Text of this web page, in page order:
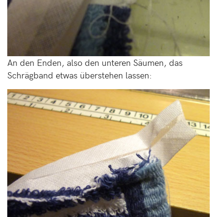
An den Enden, also den unteren Säumen, das
Schrägband etwas überstehen lassen: